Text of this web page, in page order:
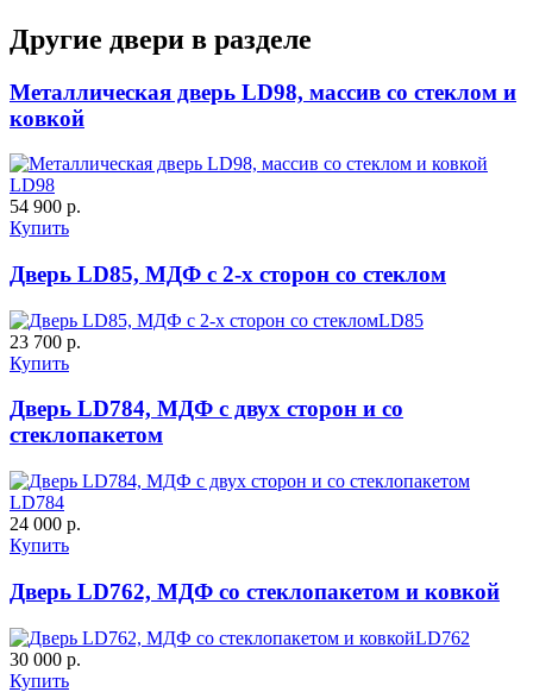
ДУБ БЕЛЁНЫЙ ДЗП
К-10 60
C59
C61 C62
Другие двери в разделе
Металлическая дверь LD98, массив со стеклом и
ковкой
LD98
54 900 р.
Купить
Дверь LD85, МДФ с 2-х сторон со стеклом
LD85
23 700 р.
Купить
Дверь LD784, МДФ с двух сторон и co
стеклопакетом
LD784
24 000 р.
Купить
Дверь LD762, МДФ co стеклопакетом и ковкой
LD762
30 000 р.
Купить